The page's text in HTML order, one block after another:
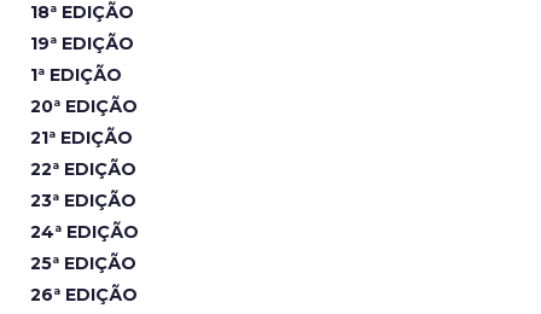
18ª EDIÇÃO
19ª EDIÇÃO
1ª EDIÇÃO
20ª EDIÇÃO
21ª EDIÇÃO
22ª EDIÇÃO
23ª EDIÇÃO
24ª EDIÇÃO
25ª EDIÇÃO
26ª EDIÇÃO